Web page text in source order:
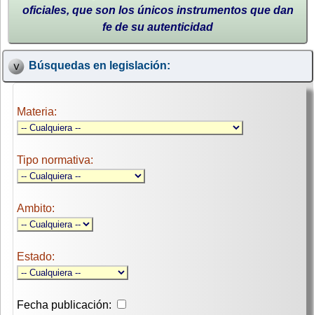
oficiales, que son los únicos instrumentos que dan
fe de su autenticidad
Búsquedas en legislación:
Materia:
Tipo normativa:
Ambito:
Estado:
Fecha publicación: